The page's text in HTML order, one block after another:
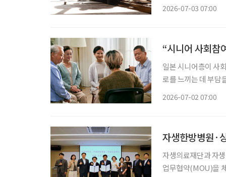
2026-07-03 07:00
“시니어 사회참
일본 시니어층이 사
로를 느끼는 데 부담
2026-07-02 07:00
자생한방병원·
자생의료재단과 자
업무협약(MOU)을 체결했다. 경기도 성남시 자생메디바이오센